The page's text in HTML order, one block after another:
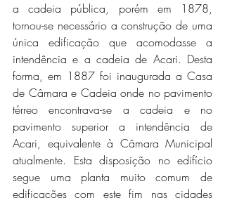
a cadeia pública, porém em 1878,
tornou-se necessário a construção de uma
única edificação que acomodasse a
intendência e a cadeia de Acari. Desta
forma, em 1887 foi inaugurada a Casa
de Câmara e Cadeia onde no pavimento
térreo encontrava-se a cadeia e no
pavimento superior a intendência de
Acari, equivalente à Câmara Municipal
atualmente. Esta disposição no edifício
segue uma planta muito comum de
edificações com este fim nas cidades